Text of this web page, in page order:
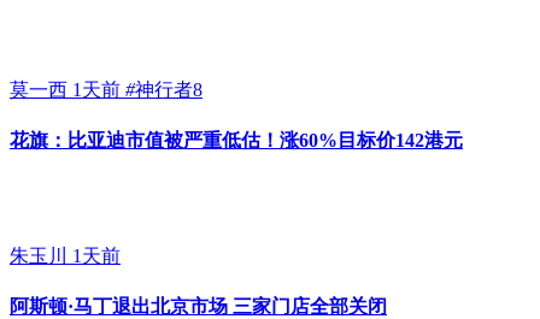
莫一西 1天前 #神行者8
花旗：比亚迪市值被严重低估！涨60%目标价142港元
朱玉川 1天前
阿斯顿·马丁退出北京市场 三家门店全部关闭